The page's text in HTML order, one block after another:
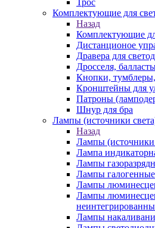
Трос
Комплектующие для
Назад
Комплектующие
Дистанционое
Дравера для
Дросселя,
Кнопки,
Кронштейны для
Патроны
Шнур для бра
Лампы (источники
Назад
Лампы (источники
Лампа
Лампы
Лампы галогенные
Лампы
Лампы
Лампы